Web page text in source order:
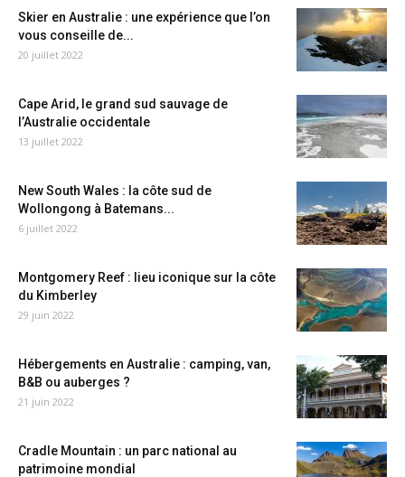
Skier en Australie : une expérience que l’on
vous conseille de...
20 juillet 2022
Cape Arid, le grand sud sauvage de
l’Australie occidentale
13 juillet 2022
New South Wales : la côte sud de
Wollongong à Batemans...
6 juillet 2022
Montgomery Reef : lieu iconique sur la côte
du Kimberley
29 juin 2022
Hébergements en Australie : camping, van,
B&B ou auberges ?
21 juin 2022
Cradle Mountain : un parc national au
patrimoine mondial